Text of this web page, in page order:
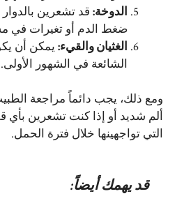
الدوخة: قد تشعرين
ضغط الدم أو تغيرات في
الغثيان والقيء: يمكن أن
الشائعة في الشهور الأولى.
ومع ذلك، يجب دائماً مراجعة
ألم شديد أو إذا كنت تشعرين بأي
التي تواجهينها خلال فترة الحمل.
قد يهمك أيضاً: